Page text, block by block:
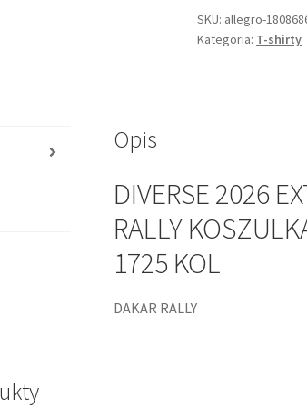
TEAM
-
DES
1725
SKU: allegro-
Kategoria: T-shirty
Opis
DIVERSE 2026
RALLY
1725 KOL
DAKAR RALLY